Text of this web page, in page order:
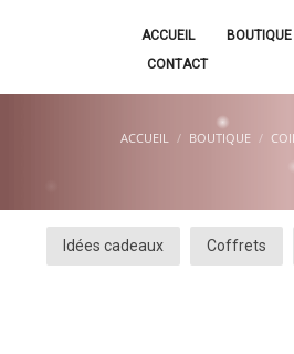
ACCUEIL BOUTIQUE
CONTACT
ACCUEIL BOUTIQUE
Idées cadeaux Coffrets